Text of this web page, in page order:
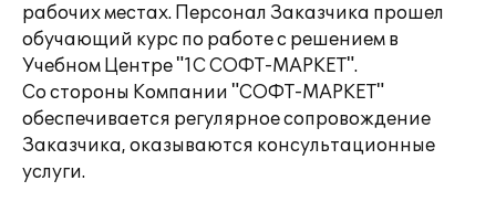
рабочих местах. Персонал Заказчика прошел
обучающий курс по работе с решением в
Учебном Центре "1С СОФТ-МАРКЕТ".
Со стороны Компании "СОФТ-МАРКЕТ"
обеспечивается регулярное сопровождение
Заказчика, оказываются консультационные
услуги.